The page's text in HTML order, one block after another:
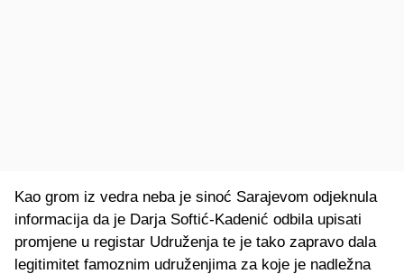
Kao grom iz vedra neba je sinoć Sarajevom odjeknula
informacija da je Darja Softić-Kadenić odbila upisati
promjene u registar Udruženja te je tako zapravo dala
legitimitet famoznim udruženjima za koje je nadležna